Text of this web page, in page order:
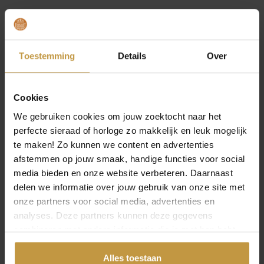
Toestemming Details Over
Cookies
We gebruiken cookies om jouw zoektocht naar het
perfecte sieraad of horloge zo makkelijk en leuk mogelijk
te maken! Zo kunnen we content en advertenties
afstemmen op jouw smaak, handige functies voor social
media bieden en onze website verbeteren. Daarnaast
delen we informatie over jouw gebruik van onze site met
onze partners voor social media, advertenties en
analyses. Deze partners kunnen deze gegevens
combineren met andere informatie die je met hen hebt
gedeeld of die ze hebben verzameld via jouw gebruik van
Alles toestaan
ZINZI CREOOLHANGER
Direct leverbaar, 1
ZINZI CREOOLHANGER